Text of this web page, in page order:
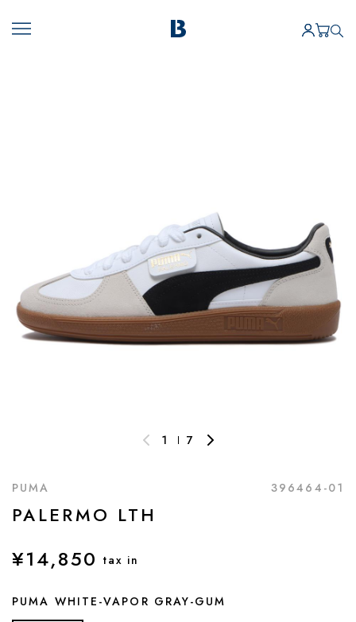
1 7
PUMA 396464-01
PALERMO LTH
¥14,850 tax in
PUMA WHITE-VAPOR GRAY-GUM